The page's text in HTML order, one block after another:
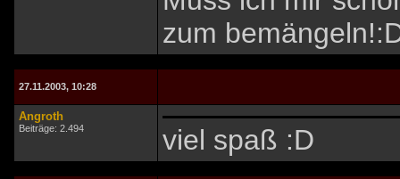
zum
27.11.2003, 10:28
Angroth
Beiträge: 2.494 viel spaß :D